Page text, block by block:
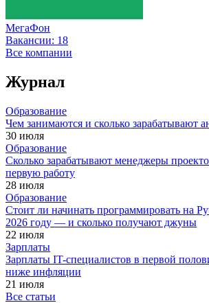
МегаФон
Вакансии: 18
Все компании
Журнал
Образование
Чем занимаются и сколько зарабатывают
30 июля
Образование
Сколько зарабатывают менеджеры
первую работу
28 июля
Образование
Стоит ли начинать программировать на
2026 году — и сколько получают джуны
22 июля
Зарплаты
Зарплаты IT-специалистов в первой
ниже инфляции
21 июля
Все статьи